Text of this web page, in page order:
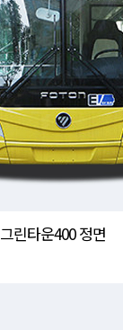
그린타운400 정면